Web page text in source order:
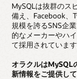
MySQLは抜群のス
備え、Facebook、
規模を誇るSNS企
的なメーカーやハ
て採用されています
オラクルはMySQL
新情報をご提供し